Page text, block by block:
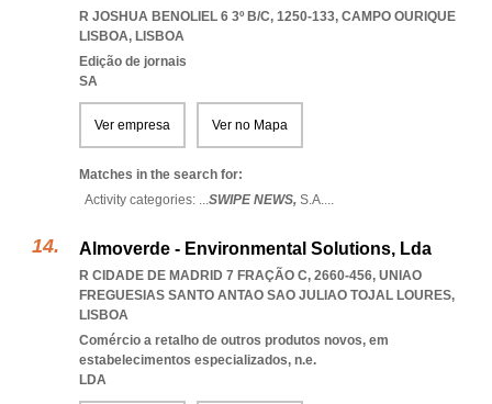
R JOSHUA BENOLIEL 6 3º B/C, 1250-133, CAMPO OURIQUE
LISBOA, LISBOA
Edição de jornais
SA
Ver empresa Ver no Mapa
Matches in the search for:
Activity categories: ...SWIPE NEWS, S.A....
Almoverde - Environmental Solutions, Lda
R CIDADE DE MADRID 7 FRAÇÃO C, 2660-456, UNIAO
FREGUESIAS SANTO ANTAO SAO JULIAO TOJAL LOURES,
LISBOA
Comércio a retalho de outros produtos novos, em
estabelecimentos especializados, n.e.
LDA